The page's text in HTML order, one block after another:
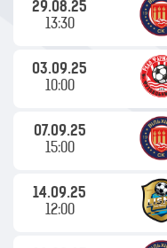
29.08.25
13:30
03.09.25
10:00
07.09.25
15:00
14.09.25
12:00